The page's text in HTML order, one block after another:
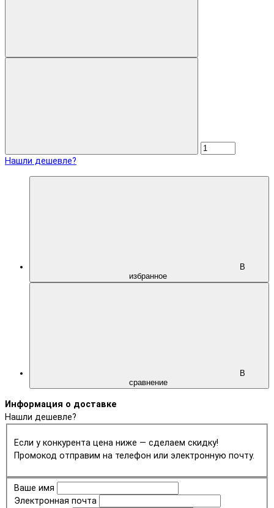
Нашли дешевле?
В
избранное
В
сравнение
Информация о доставке
Нашли дешевле?
Если у конкурента цена ниже — сделаем скидку!
Промокод отправим на телефон или электронную почту.
Ваше имя
Электронная почта